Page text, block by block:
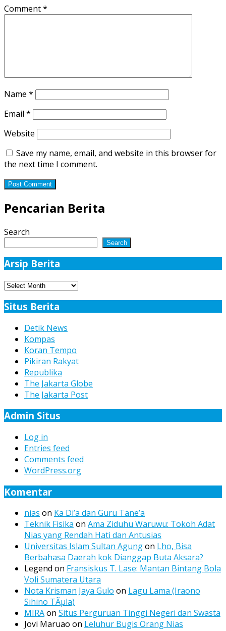
Comment*
Name *
Email *
Website
Save my name, email, and website in this browser for
the next time I comment.
Pencarian Berita
Search
Search
Arsip Berita
Arsip
Situs Berita
Detik News
Kompas
Koran Tempo
Pikiran Rakyat
Republika
The Jakarta Globe
The Jakarta Post
Admin Situs
Log in
Entries feed
Comments feed
WordPress.org
Komentar
nias on Ka Di’a dan Guru Tane’a
Teknik Fisika on Ama Ziduhu Waruwu: Tokoh Adat
Nias yang Rendah Hati dan Antusias
Universitas Islam Sultan Agungon Lho, Bisa
Berbahasa Daerah kok Dianggap Buta Aksara?
Legend on Fransiskus T. Lase: Mantan Bintang Bola
Voli Sumatera Utara
Nota Krisman Jaya Gulo on Lagu Lama (Iraono
Sihino TÃµla)
MIRAon Situs Perguruan Tinggi Negeri dan Swasta
Jovi Maruao on Leluhur Bugis Orang Nias